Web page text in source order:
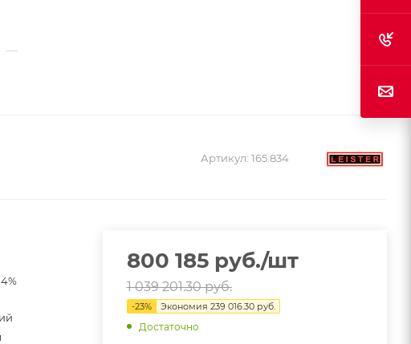
—
Артикул: 165.834
800 185руб./шт
1 039 201.30руб.
-23% Экономия 239 016.30руб.
Достаточно